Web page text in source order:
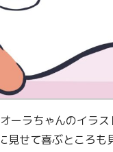
ーラちゃんのイラ
見せて喜ぶところ